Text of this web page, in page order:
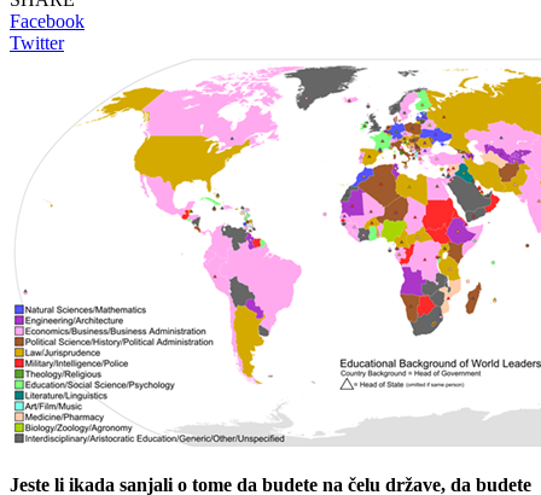
Facebook
Twitter
Jeste li ikada sanjali o tome da budete na čelu države, da budete